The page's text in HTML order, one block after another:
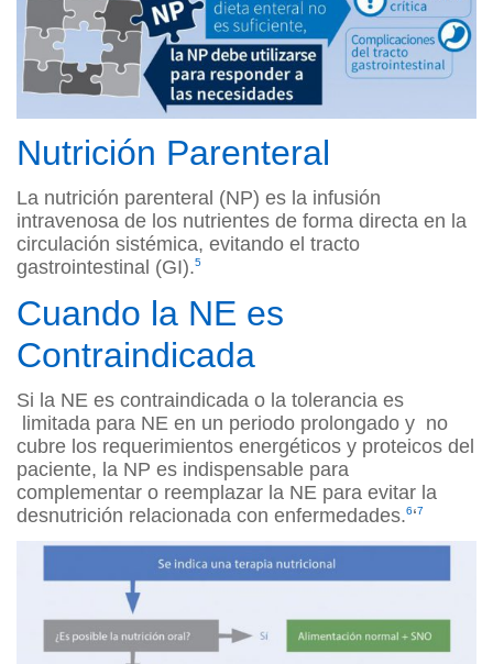
Nutrición Parenteral
La nutrición parenteral (NP) es la infusión
intravenosa de los nutrientes de forma directa en la
circulación sistémica, evitando el tracto
gastrointestinal (GI).5
Cuando la NE es
Contraindicada
Si la NE es contraindicada o la tolerancia es
limitada para NE en un periodo prolongado y no
cubre los requerimientos energéticos y proteicos del
paciente, la NP es indispensable para
complementar o reemplazar la NE para evitar la
desnutrición relacionada con enfermedades.6‘7